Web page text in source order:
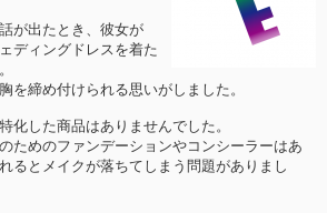
が出たとき、彼女が
ディングドレスを着た
を締め付けられる思いがしました。
化した商品はありませんでした。
ためのファンデーションやコンシーラーはあ
るとメイクが落ちてしまう問題がありまし